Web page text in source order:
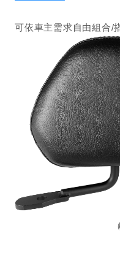
可依車主需求自由組合/